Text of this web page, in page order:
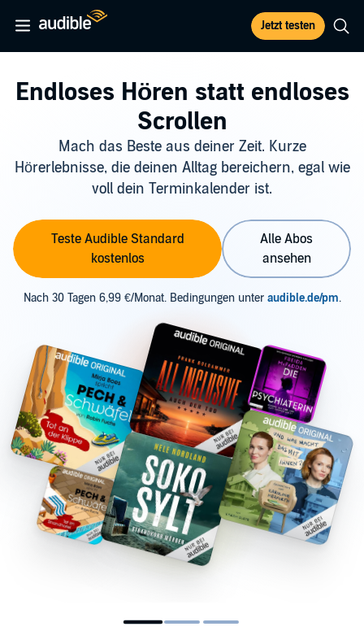
Jetzt testen
Endloses Hören statt endloses
Scrollen
Mach das Beste aus deiner Zeit. Kurze
Hörerlebnisse, die deinen Alltag bereichern, egal wie
voll dein Terminkalender ist.
Teste Audible Standard
kostenlos
Alle Abos
ansehen
Nach 30 Tagen 6,99 €/Monat. Bedingungen unter audible.de/pm.